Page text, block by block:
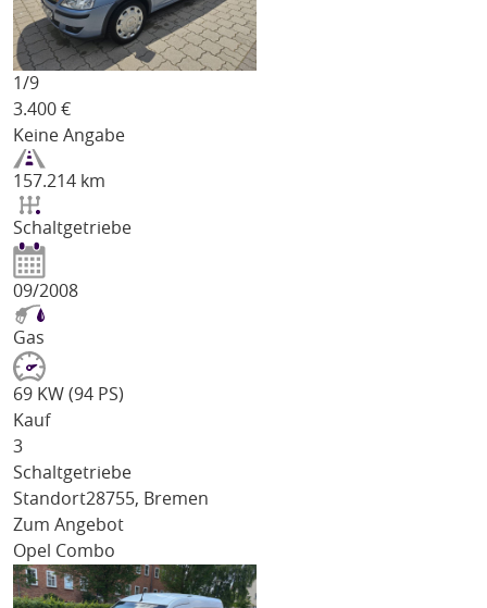
1/9
3.400 €
Keine Angabe
157.214 km
Schaltgetriebe
09/2008
Gas
69 KW (94 PS)
Kauf
3
Schaltgetriebe
Standort28755, Bremen
Zum Angebot
Opel Combo